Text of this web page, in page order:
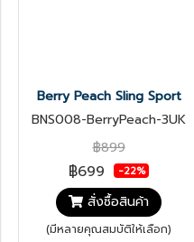
Berry Peach Sling Sport
BNS008-BerryPeach-3UK
฿899
฿699 -22%
สั่งซื้อสินค้า
(มีหลายคุณสมบัติให้เลือก)